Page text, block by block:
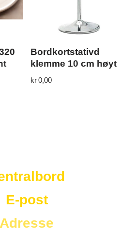
Bordkortstativd
klemme 10 cm høyt
kr0,00
E-post
Adresse